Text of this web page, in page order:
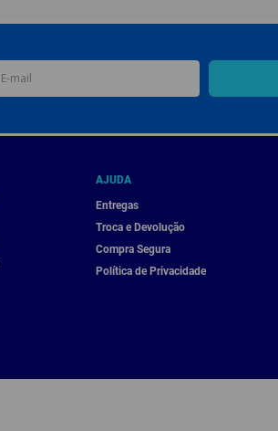
AJUDA
Entregas
Troca e Devolução
Compra Segura
Política de Privacidade